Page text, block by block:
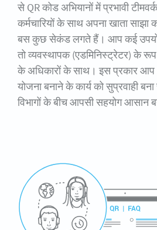
से QR कोड अभियानों में प्रभावी
कर्मचारियों के साथ अपना खाता
बस कुछ सेकंड लगते हैं। आप कई
तो व्यवस्थापक (एडमिनिस्ट्रेटर) के
के अधिकारों के साथ। इस प्रकार आप
योजना बनाने के कार्य को सुप्रवाही
विभागों के बीच आपसी सहयोग आसान